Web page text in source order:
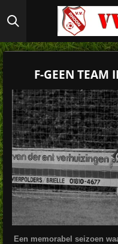
direct
de
F-GEEN TEAM
Een memorabel seizoen